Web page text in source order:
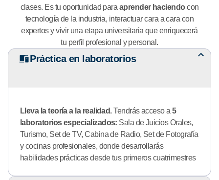
clases. Es tu oportunidad para aprender haciendocon
tecnología de la industria, interactuar cara a cara con
expertos y vivir una etapa universitaria que enriquecerá
tu perfil profesional y personal.
Práctica en laboratorios
Lleva la teoría a la realidad.Tendrás acceso a5
laboratorios especializados: Sala de Juicios Orales,
Turismo, Set de TV, Cabina de Radio, Set de Fotografía
y cocinas profesionales, donde desarrollarás
habilidades prácticas desde tus primeros cuatrimestres